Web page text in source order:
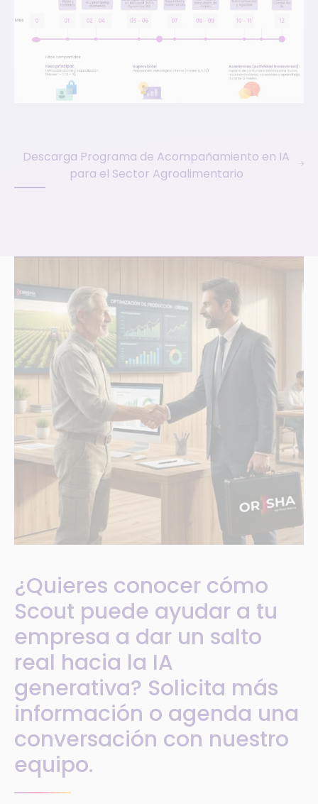
Descarga Programa de Acompañamiento en IA
para el Sector Agroalimentario
¿Quieres conocer cómo
Scout puede ayudar a tu
empresa a dar un salto
real hacia la IA
generativa? Solicita más
información o agenda una
conversación con nuestro
equipo.